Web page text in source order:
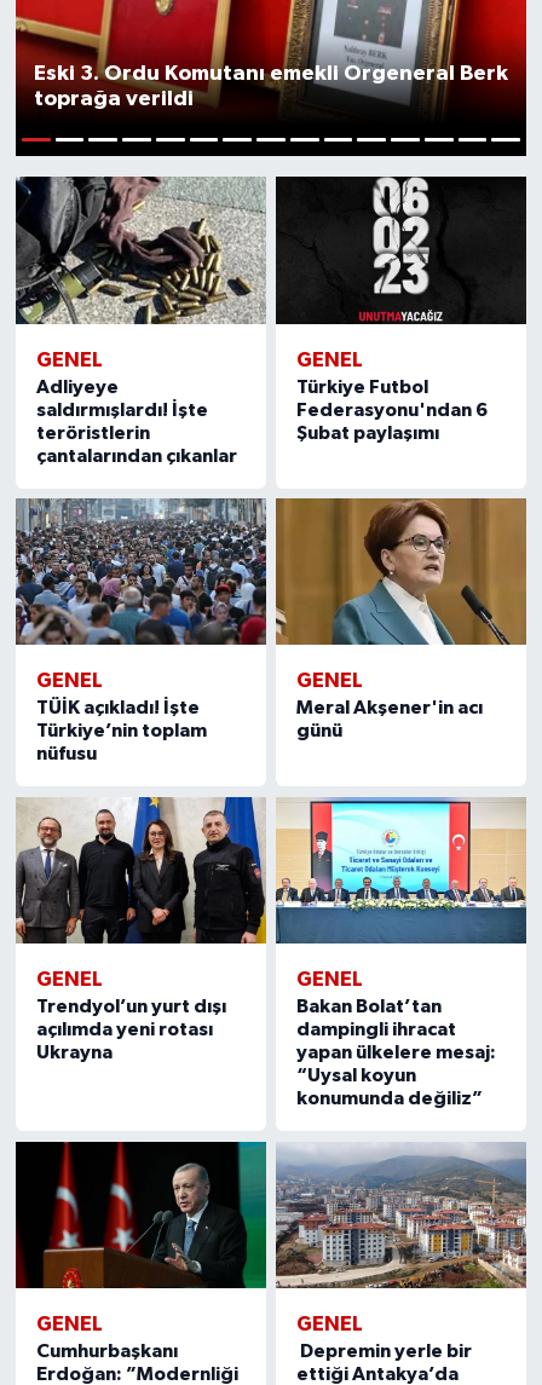
Eski 3. Ordu Komutanı emekli Orgeneral Berk
toprağa verildi
GENEL
Adliyeye
saldırmışlardı! İşte
teröristlerin
çantalarından çıkanlar
GENEL
Türkiye Futbol
Federasyonu'ndan 6
Şubat paylaşımı
GENEL
TÜİK açıkladı! İşte
Türkiye’nin toplam
nüfusu
GENEL
Meral Akşener'in acı
günü
GENEL
Trendyol’un yurt dışı
açılımda yeni rotası
Ukrayna
GENEL
Bakan Bolat’tan
dampingli ihracat
yapan ülkelere mesaj:
“Uysal koyun
konumunda değiliz”
GENEL
Cumhurbaşkanı
Erdoğan: ”Modernliği
GENEL
Depremin yerle bir
ettiği Antakya’da
SİYASET
Teknoloji
TRABZONSPOR
Yaşam